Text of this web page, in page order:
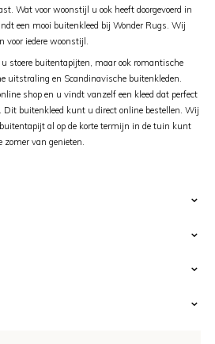
Wat voor woonstijl u ook heeft doorgevoerd in
een mooi buitenkleed bij Wonder Rugs. Wij
voor iedere woonstijl.
stoere buitentapijten, maar ook romantische
uitstraling en Scandinavische buitenkleden.
shop en u vindt vanzelf een kleed dat perfect
buitenkleed kunt u direct online bestellen. Wij
al op de korte termijn in de tuin kunt
zomer van genieten.